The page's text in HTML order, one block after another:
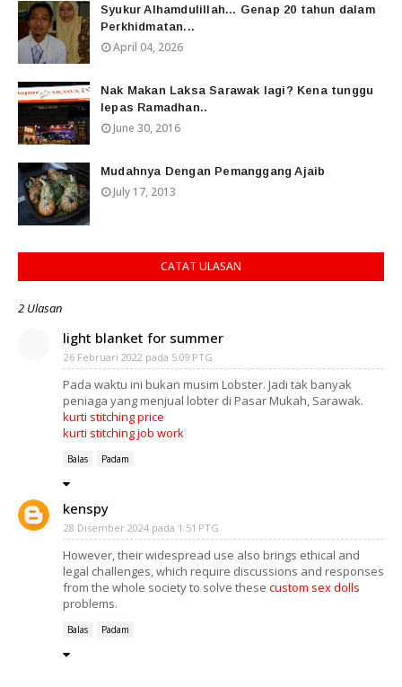
Syukur Alhamdulillah... Genap 20 tahun dalam
Perkhidmatan...
April 04, 2026
Nak Makan Laksa Sarawak lagi? Kena tunggu
lepas Ramadhan..
June 30, 2016
Mudahnya Dengan Pemanggang Ajaib
July 17, 2013
CATAT ULASAN
2 Ulasan
light blanket for summer
26 Februari 2022 pada 5:09 PTG
Pada waktu ini bukan musim Lobster. Jadi tak banyak
peniaga yang menjual lobter di Pasar Mukah, Sarawak.
kurti stitching price
kurti stitching job work
Balas Padam
kenspy
28 Disember 2024 pada 1:51 PTG
However, their widespread use also brings ethical and
legal challenges, which require discussions and responses
from the whole society to solve these custom sex dolls
problems.
Balas Padam